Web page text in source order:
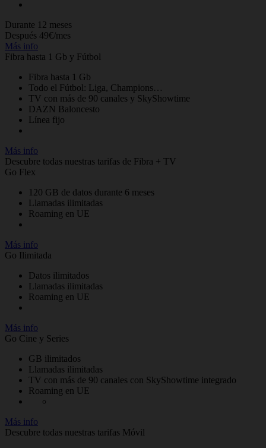
Durante 12 meses
Después 49€/mes
Más info
Fibra hasta 1 Gb y Fútbol
Fibra hasta 1 Gb
Todo el Fútbol: Liga, Champions…
TV con más de 90 canales y SkyShowtime
DAZN Baloncesto
Línea fijo
Más info
Descubre todas nuestras tarifas de Fibra + TV
Go Flex
120 GB de datos durante 6 meses
Llamadas ilimitadas
Roaming en UE
Más info
Go Ilimitada
Datos ilimitados
Llamadas ilimitadas
Roaming en UE
Más info
Go Cine y Series
GB ilimitados
Llamadas ilimitadas
TV con más de 90 canales con SkyShowtime integrado
Roaming en UE
Más info
Descubre todas nuestras tarifas Móvil